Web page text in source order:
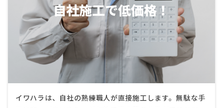
自社施工で低価格！
イワハラは、自社の熟練職人が直接施工します。無駄な手